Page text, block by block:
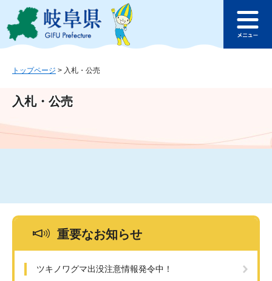
ジ
ュ
文
このページの本文へ
ュ
トップページ > 入札・公売
入札・公売
重要なお知らせ
ツキノワグマ出没注意情報発令中！